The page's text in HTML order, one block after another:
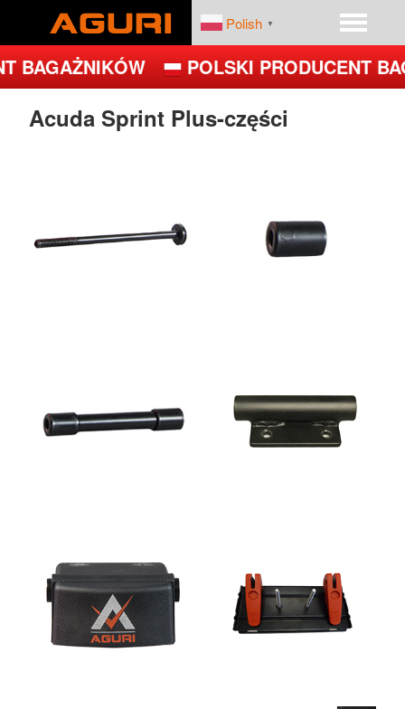
START
PRODUKTY
BOXY DACHOWE – BOXY NA DACH
UCHWYTY ROWEROWE NA TYLNĄ KLAPĘ
Polish ▼
BAGAŻNIKÓW POLSKI PRODUCENT
Acuda Sprint Plus-części